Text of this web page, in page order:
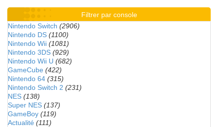
Filtrer par console
Nintendo Switch (2906)
Nintendo DS (1100)
Nintendo Wii (1081)
Nintendo 3DS (929)
Nintendo Wii U (682)
GameCube (422)
Nintendo 64 (315)
Nintendo Switch 2 (231)
NES (138)
Super NES (137)
GameBoy (119)
Actualité (111)